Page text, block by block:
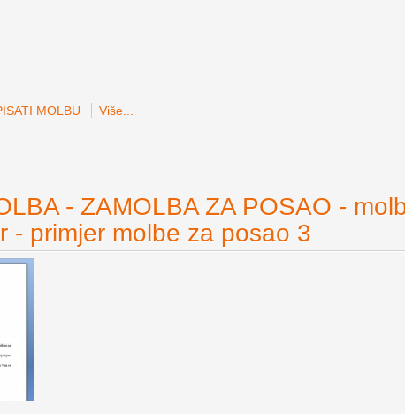
MOLBU Više...
- ZAMOLBA ZA POSAO -
- primjer molbe za posao 3